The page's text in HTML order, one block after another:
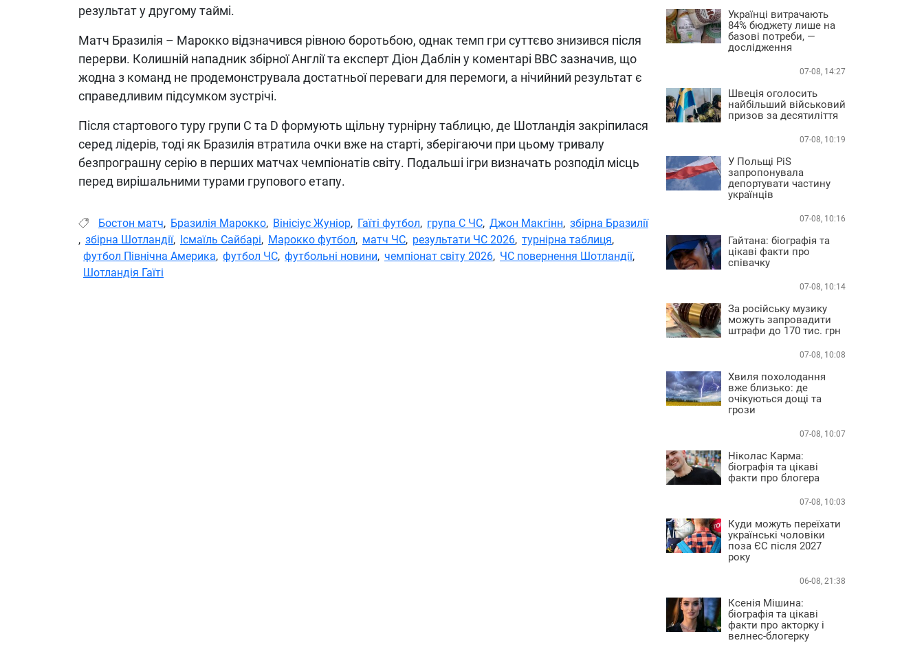
результат у другому таймі.
Матч Бразилія – Марокко відзначився рівною боротьбою, однак темп гри суттєво знизився після
перерви. Колишній нападник збірної Англії та експерт Діон Даблін у коментарі BBC зазначив, що
жодна з команд не продемонструвала достатньої переваги для перемоги, а нічийний результат є
справедливим підсумком зустрічі.
Після стартового туру групи C та D формують щільну турнірну таблицю, де Шотландія закріпилася
серед лідерів, тоді як Бразилія втратила очки вже на старті, зберігаючи при цьому тривалу
безпрограшну серію в перших матчах чемпіонатів світу. Подальші ігри визначать розподіл місць
перед вирішальними турами групового етапу.
Бостон матч, Бразилія Марокко, Вінісіус Жуніор, Гаїті футбол, група C ЧС, Джон Макгінн, збірна Бразилії
, збірна Шотландії, Ісмаїль Сайбарі, Марокко футбол, матч ЧС, результати ЧС 2026, турнірна таблиця,
футбол Північна Америка, футбол ЧС, футбольні новини, чемпіонат світу 2026, ЧС повернення Шотландії,
Шотландія Гаїті
Українці витрачають
84% бюджету лише на
базові потреби, —
дослідження
07-08, 14:27
Швеція оголосить
найбільший військовий
призов за десятиліття
07-08, 10:19
У Польщі PiS
запропонувала
депортувати частину
українців
07-08, 10:16
Гайтана: біографія та
цікаві факти про
співачку
07-08, 10:14
За російську музику
можуть запровадити
штрафи до 170 тис. грн
07-08, 10:08
Хвиля похолодання
вже близько: де
очікуються дощі та
грози
07-08, 10:07
Ніколас Карма:
біографія та цікаві
факти про блогера
07-08, 10:03
Куди можуть переїхати
українські чоловіки
поза ЄС після 2027
року
06-08, 21:38
Ксенія Мішина:
біографія та цікаві
факти про акторку і
велнес-блогерку